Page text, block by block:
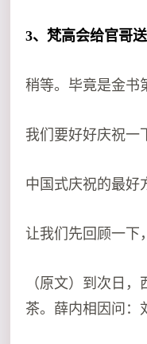
3、梵高会给官哥
稍等。毕竟是金书
我们要好好庆祝一
中国式庆祝的最好
让我们先回顾一下
（原文）到次日
茶。薛内相因问：